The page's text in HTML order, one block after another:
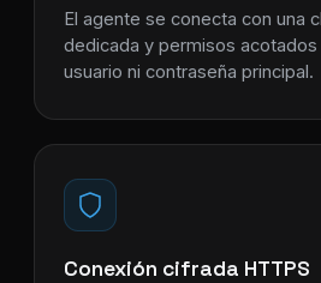
El agente se conecta con una
dedicada y permisos
usuario ni contraseña principal.
Conexión cifrada HTTPS